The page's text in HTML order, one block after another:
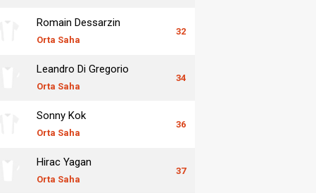
Romain Dessarzin
Orta Saha
32
Leandro Di Gregorio
Orta Saha
34
Sonny Kok
Orta Saha
36
Hirac Yagan
Orta Saha
37